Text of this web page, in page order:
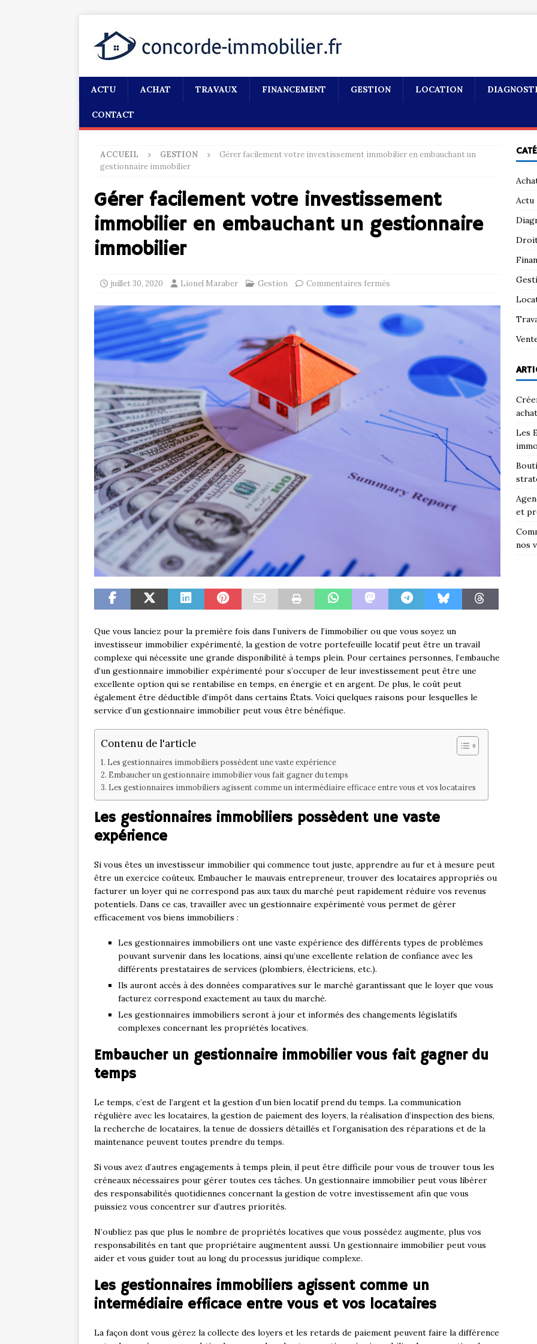
ACTU ACHAT TRAVAUX FINANCEMENT GESTION LOCATION
CONTACT
ACCUEIL GESTION
Gérer facilement votre investissement immobilier en embauchant un
gestionnaire immobilier
Gérer facilement votre investissement
immobilier en embauchant un gestionnaire
immobilier
juillet 30, 2020 Lionel Maraber Gestion Commentaires fermés
Que vous lanciez pour la première fois dans l’univers de l’immobilier ou que vous soyez un
investisseur immobilier expérimenté, la gestion de votre portefeuille locatif peut être un travail
complexe qui nécessite une grande disponibilité à temps plein. Pour certaines personnes, l’embauche
d’un gestionnaire immobilier expérimenté pour s’occuper de leur investissement peut être une
excellente option qui se rentabilise en temps, en énergie et en argent. De plus, le coût peut
également être déductible d’impôt dans certains États. Voici quelques raisons pour lesquelles le
service d’un gestionnaire immobilier peut vous être bénéfique.
Contenu de l'article
Les gestionnaires immobiliers possèdent une vaste expérience
Embaucher un gestionnaire immobilier vous fait gagner du temps
Les gestionnaires immobiliers agissent comme un intermédiaire efficace entre vous et vos locataires
Les gestionnaires immobiliers possèdent une vaste
expérience
Si vous êtes un investisseur immobilier qui commence tout juste, apprendre au fur et à mesure peut
être un exercice coûteux. Embaucher le mauvais entrepreneur, trouver des locataires appropriés ou
facturer un loyer qui ne correspond pas aux taux du marché peut rapidement réduire vos revenus
potentiels. Dans ce cas, travailler avec un gestionnaire expérimenté vous permet de gérer
efficacement vos biens immobiliers :
Les gestionnaires immobiliers ont une vaste expérience des différents types de problèmes
pouvant survenir dans les locations, ainsi qu’une excellente relation de confiance avec les
différents prestataires de services (plombiers, électriciens, etc.).
Ils auront accès à des données comparatives sur le marché garantissant que le loyer que vous
facturez correspond exactement au taux du marché.
Les gestionnaires immobiliers seront à jour et informés des changements législatifs
complexes concernant les propriétés locatives.
Embaucher un gestionnaire immobilier vous fait gagner du
temps
Le temps, c’est de l’argent et la gestion d’un bien locatif prend du temps. La communication
régulière avec les locataires, la gestion de paiement des loyers, la réalisation d’inspection des biens,
la recherche de locataires, la tenue de dossiers détaillés et l’organisation des réparations et de la
maintenance peuvent toutes prendre du temps.
Si vous avez d’autres engagements à temps plein, il peut être difficile pour vous de trouver tous les
créneaux nécessaires pour gérer toutes ces tâches. Un gestionnaire immobilier peut vous libérer
des responsabilités quotidiennes concernant la gestion de votre investissement afin que vous
puissiez vous concentrer sur d’autres priorités.
N’oubliez pas que plus le nombre de propriétés locatives que vous possédez augmente, plus vos
responsabilités en tant que propriétaire augmentent aussi. Un gestionnaire immobilier peut vous
aider et vous guider tout au long du processus juridique complexe.
Les gestionnaires immobiliers agissent comme un
intermédiaire efficace entre vous et vos locataires
La façon dont vous gérez la collecte des loyers et les retards de paiement peuvent faire la différence
Actu
Les
et
nos